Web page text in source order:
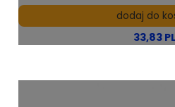
33,83
dodaj do